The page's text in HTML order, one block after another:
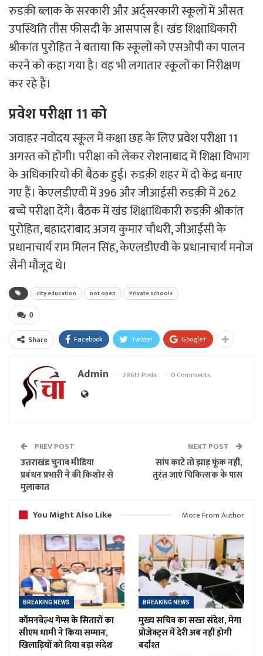
रुडक़ी ब्लाक के सरकारी और अर्द्सरकारी स्कूलों में औसत
उपस्थिति तीस फीसदी के आसपास है। खंड शिक्षाधिकारी
श्रीकांत पुरोहित ने बताया कि स्कूलों को एसओपी का पालन
करने को कहा गया है। वह भी लगातार स्कूलों का निरीक्षण
कर रहे हैं।
प्रवेश परीक्षा 11 को
जवाहर नवोदय स्कूल में कक्षा छह के लिए प्रवेश परीक्षा 11
अगस्त को होगी। परीक्षा को लेकर रोशनाबाद में शिक्षा विभाग
के अधिकारियों की बैठक हुई। रुडक़ी शहर में दो केंद्र बनाए
गए हैं। केएलडीएवी में 396 और जीआईसी रुडक़ी में 262
बच्चे परीक्षा देंगे। बैठक में खंड शिक्षाधिकारी रुडक़ी श्रीकांत
पुरोहित, बहादराबाद अजय कुमार चौधरी, जीआईसी के
प्रधानाचार्य राम मिलन सिंह, केएलडीएवी के प्रधानाचार्य मनोज
सैनी मौजूद थे।
city education not open Private schools
0
Share Facebook Twitter Google+
Admin 28613 Posts 0 Comments
PREV POST
उत्तराखंड चुनाव मीडिया
प्रबंधन प्रभारी ने की किशोर से
मुलाकात
NEXT POST
सांप काटे तो झाड़ फूंक नहीं,
तुरंत जाएं चिकित्सक के पास
You Might Also Like More From Author
BREAKING NEWS
कॉमनवेल्थ गेम्स के सितारों का
सीएम धामी ने किया सम्मान,
खिलाड़ियों को दिया बड़ा संदेश
BREAKING NEWS
मुख्य सचिव का सख्त संदेश, मेगा
प्रोजेक्ट्स में देरी अब नहीं होगी
बर्दाश्त